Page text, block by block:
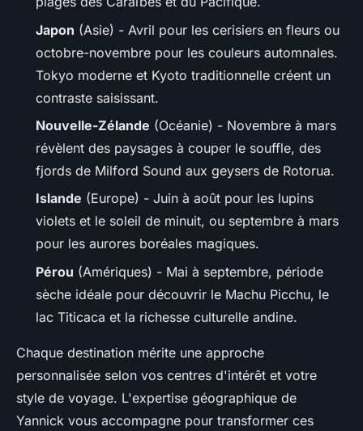
Japon (Asie) - Avril pour les cerisiers en fleurs ou
octobre-novembre pour les couleurs automnales.
Tokyo moderne et Kyoto traditionnelle créent un
contraste saisissant.
Nouvelle-Zélande (Océanie) - Novembre à mars
révèlent des paysages à couper le souffle, des
fjords de Milford Sound aux geysers de Rotorua.
Islande (Europe) - Juin à août pour les lupins
violets et le soleil de minuit, ou septembre à mars
pour les aurores boréales magiques.
Pérou (Amériques) - Mai à septembre, période
sèche idéale pour découvrir le Machu Picchu, le
lac Titicaca et la richesse culturelle andine.
Chaque destination mérite une approche
personnalisée selon vos centres d'intérêt et votre
style de voyage. L'expertise géographique de
Yannick vous accompagne pour transformer ces